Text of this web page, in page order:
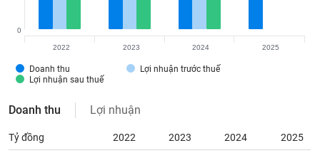
Doanh thu
Lợi nhuận trước thuế
Lợi nhuận sau thuế
0
2022 2023 2024 2025
Doanh thu Lợi nhuận
Tỷ đồng 2022 2023 2024
2025